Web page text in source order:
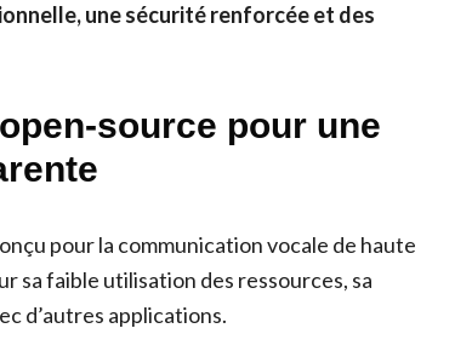
une sécurité renforcée et des
source pour une
pour la communication vocale de haute
sa faible utilisation des ressources, sa
d’autres applications.